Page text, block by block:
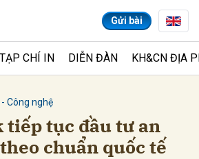
Gửi bài
TẠP CHÍ IN DIỄN ĐÀN KH&CN ĐỊA
Công nghệ
tiếp tục đầu tư an
chuẩn quốc tế